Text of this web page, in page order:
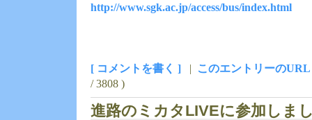
http://www.sgk.ac.jp/access/bus/index.html
[ コメントを書く ] | このエントリーのURL
/ 3808 )
進路のミカタLIVEに参加しま